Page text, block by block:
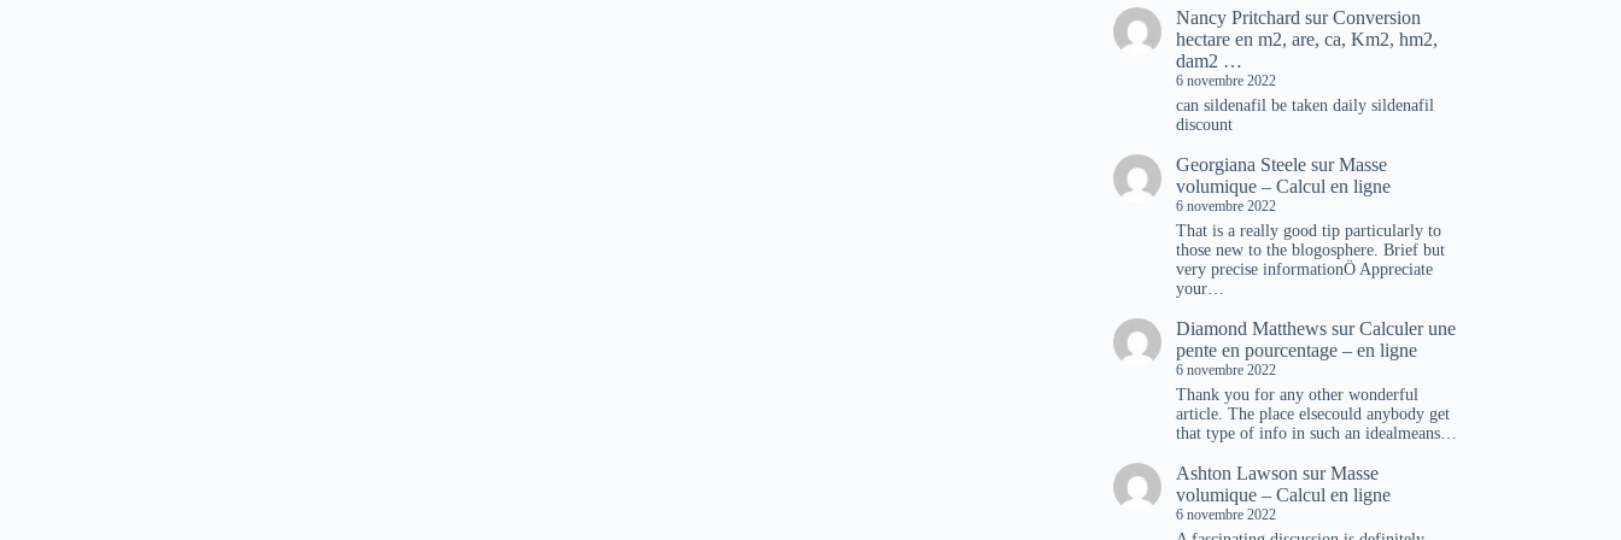
Nancy Pritchard surConversion
hectare en m2, are, ca, Km2, hm2,
dam2 …
6 novembre 2022
can sildenafil be taken daily sildenafil
discount
Georgiana Steele surMasse
volumique – Calcul en ligne
6 novembre 2022
That is a really good tip particularly to
those new to the blogosphere. Brief but
very precise informationÖ Appreciate
your…
Diamond Matthews surCalculer une
pente en pourcentage – en ligne
6 novembre 2022
Thank you for any other wonderful
article. The place elsecould anybody get
that type of info in such an idealmeans…
Ashton Lawson surMasse
volumique – Calcul en ligne
6 novembre 2022